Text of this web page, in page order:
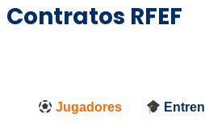
Contratos RFEF
Jugadores